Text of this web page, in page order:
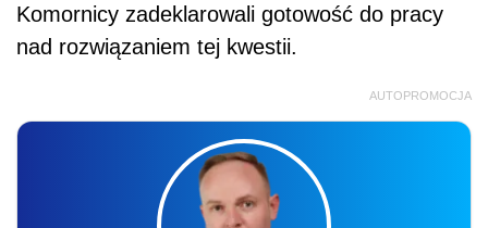
Komornicy zadeklarowali gotowość do pracy
nad rozwiązaniem tej kwestii.
AUTOPROMOCJA